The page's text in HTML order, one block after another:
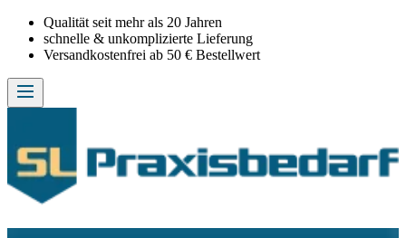
Qualität seit mehr als 20 Jahren
schnelle & unkomplizierte Lieferung
Versandkostenfrei ab 50 € Bestellwert